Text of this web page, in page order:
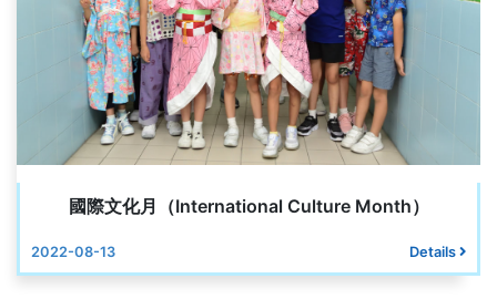
國際文化月（International Culture Month）
2022-08-13 Details